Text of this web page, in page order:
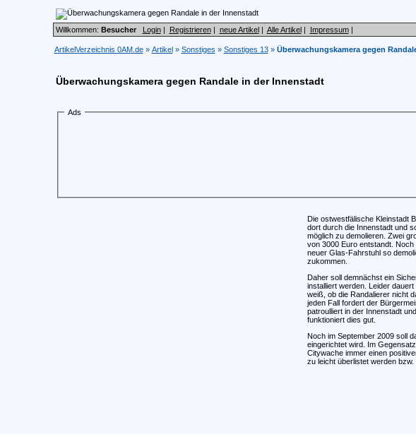
Willkommen: Besucher Login| Registrieren| neue Artikel| Alle Artikel| Impressum|
ArtikelVerzeichnis 0AM.de» Artikel» Sonstiges » Sonstiges 13» Überwachungskamera gegen
Überwachungskamera gegen Randale in der Innenstadt
Ads
Die ostwestfälische Kleinstadt
dort durch die Innenstadt und
möglich zu demolieren. Zwei
von 3000 Euro entstandt.
neuer Glas-Fahrstuhl so
zukommen.
Daher soll demnächst ein
installiert werden. Leider
weiß, ob die Randalierer nicht
jeden Fall fordert der
patroulliert in der Innenstadt
funktioniert dies gut.
Noch im September 2009 soll
eingerichtet wird. Im
Citywache immer einen
zu leicht überlistet werden